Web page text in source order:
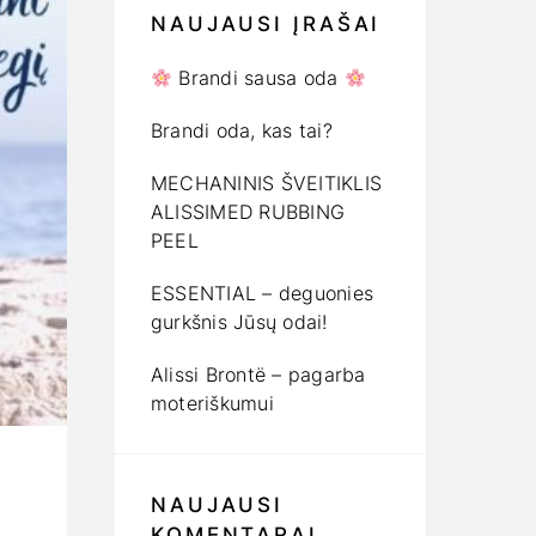
NAUJAUSI ĮRAŠAI
Brandi sausa oda
Brandi oda, kas tai?
MECHANINIS ŠVEITIKLIS
ALISSIMED RUBBING
PEEL
ESSENTIAL – deguonies
gurkšnis Jūsų odai!
Alissi Brontë – pagarba
moteriškumui
NAUJAUSI